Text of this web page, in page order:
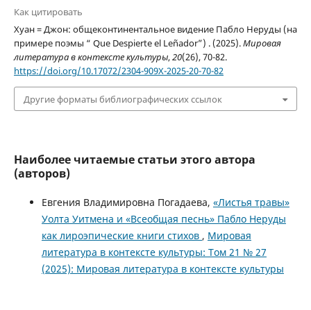
Как цитировать
Хуан = Джон: общеконтинентальное видение Пабло Неруды (на
примере поэмы “ Que Despierte el Leñador”) . (2025).Мировая
литература в контексте культуры,20(26), 70-82.
https://doi.org/10.17072/2304-909Х-2025-20-70-82
Другие форматы библиографических ссылок
Наиболее читаемые статьи этого автора
(авторов)
Евгения Владимировна Погадаева, «Листья травы»
Уолта Уитмена и «Всеобщая песнь» Пабло Неруды
как лироэпические книги стихов , Мировая
литература в контексте культуры: Том 21 № 27
(2025): Мировая литература в контексте культуры